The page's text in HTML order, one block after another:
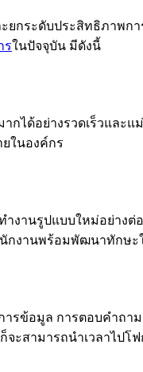
ระดับประสิทธิภาพก
รในปัจจุบัน มีดังนี้
ด้อย่างรวดเร็วและ
ในองค์กร
านรูปแบบใหม่อย่างต่
นักงานพร้อมพัฒนาทักษะ
ข้อมูล การตอบคำถา
ะสามารถนำเวลาไ